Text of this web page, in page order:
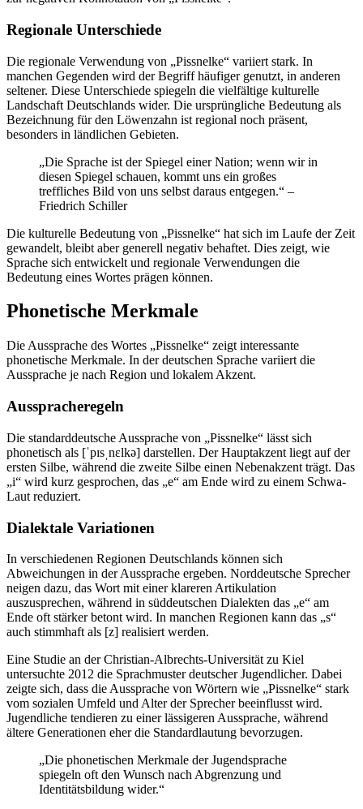
Regionale Unterschiede
Die regionale Verwendung von „Pissnelke“ variiert stark. In
manchen Gegenden wird der Begriff häufiger genutzt, in anderen
seltener. Diese Unterschiede spiegeln die vielfältige kulturelle
Landschaft Deutschlands wider. Die ursprüngliche Bedeutung als
Bezeichnung für den Löwenzahn ist regional noch präsent,
besonders in ländlichen Gebieten.
„Die Sprache ist der Spiegel einer Nation; wenn wir in
diesen Spiegel schauen, kommt uns ein großes
treffliches Bild von uns selbst daraus entgegen.“ –
Friedrich Schiller
Die kulturelle Bedeutung von „Pissnelke“ hat sich im Laufe der Zeit
gewandelt, bleibt aber generell negativ behaftet. Dies zeigt, wie
Sprache sich entwickelt und regionale Verwendungen die
Bedeutung eines Wortes prägen können.
Phonetische Merkmale
Die Aussprache des Wortes „Pissnelke“ zeigt interessante
phonetische Merkmale. In der deutschen Sprache variiert die
Aussprache je nach Region und lokalem Akzent.
Ausspracheregeln
Die standarddeutsche Aussprache von „Pissnelke“ lässt sich
phonetisch als [ˈpɪsˌnɛlkə] darstellen. Der Hauptakzent liegt auf der
ersten Silbe, während die zweite Silbe einen Nebenakzent trägt. Das
„i“ wird kurz gesprochen, das „e“ am Ende wird zu einem Schwa-
Laut reduziert.
Dialektale Variationen
In verschiedenen Regionen Deutschlands können sich
Abweichungen in der Aussprache ergeben. Norddeutsche Sprecher
neigen dazu, das Wort mit einer klareren Artikulation
auszusprechen, während in süddeutschen Dialekten das „e“ am
Ende oft stärker betont wird. In manchen Regionen kann das „s“
auch stimmhaft als [z] realisiert werden.
Eine Studie an der Christian-Albrechts-Universität zu Kiel
untersuchte 2012 die Sprachmuster deutscher Jugendlicher. Dabei
zeigte sich, dass die Aussprache von Wörtern wie „Pissnelke“ stark
vom sozialen Umfeld und Alter der Sprecher beeinflusst wird.
Jugendliche tendieren zu einer lässigeren Aussprache, während
ältere Generationen eher die Standardlautung bevorzugen.
„Die phonetischen Merkmale der Jugendsprache
spiegeln oft den Wunsch nach Abgrenzung und
Identitätsbildung wider.“